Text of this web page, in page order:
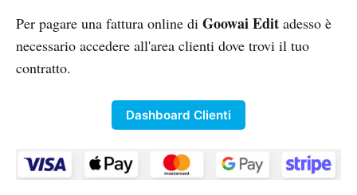
Per pagare una fattura online di Goowai Edit adesso è
necessario accedere all'area clienti dove trovi il tuo
contratto.
Dashboard Clienti